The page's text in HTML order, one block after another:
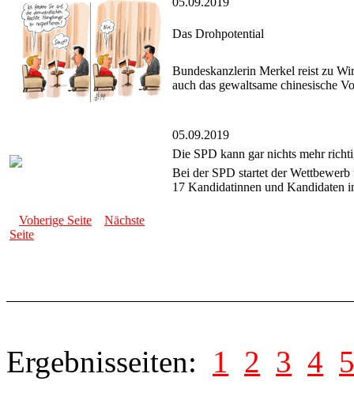
Das Drohpotential
Bundeskanzlerin Merkel reist zu
auch das gewaltsame chinesische
05.09.2019
Die SPD kann gar nichts mehr
Bei der SPD startet der
17 Kandidatinnen und Kandidaten
Voherige Seite
Nächste
Seite
Ergebnisseiten: 1 2 3 4 5